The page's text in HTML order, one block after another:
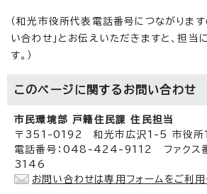
（和光市役所代表電話番号につながります
い合わせ」とお伝えいただきますと、担当
す。）
このページに関する お問い合わせ
市民環境部 戸籍住民課 住民担当
〒351-0192 和光市広沢1-5 市役所
電話番号：048-424-9112 ファクス
3146
お問い合わせは専用フォームをご利用